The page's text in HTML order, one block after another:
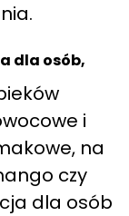
dla osób,
i
na
czy
dla osób